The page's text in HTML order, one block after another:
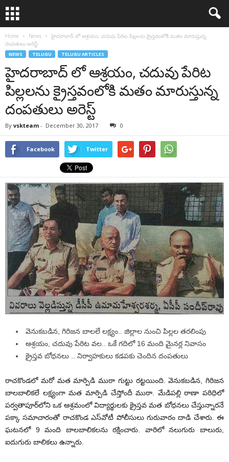
Home News
హైదరాబాద్ లో ఆశ్రయం, చదువు పేరిట పిల్లలను క్రైస్తవంలోకి మతం మారుస్తున్న
దంపతులు అరెస్ట్
NEWS TELUGU TELUGU ARTICLES
హైదరాబాద్ లో ఆశ్రయం, చదువు పేరిట
పిల్లలను క్రైస్తవంలోకి మతం మారుస్తున్న
దంపతులు అరెస్ట్
By vskteam - December 30, 2017 0
Facebook Twitter
వెనుకబడిన, గిరిజన బాలలే లక్ష్యం.. జిల్లాల నుంచి పిల్లల తరలింపు
ఆశ్రయం, చదువు పేరిట వల.. ఒకే గదిలో 16 మంది మైనర్ల నివాసం
క్రైస్తవ బోధనలు .. నిర్వాహకులు కడపకు చెందిన దంపతులు
రాచకొండలో మరో మత మార్పిడి ముఠా గుట్టు రట్టయింది. వెనుకబడిన, గిరిజన
బాలబాలికలే లక్ష్యంగా మత మార్పిడి చేస్తోందీ ముఠా. మేడిపల్లి ఠాణా పరిధిలో
పర్వతాపూర్‌లోని ఒక ఆశ్రమంలో విద్యార్థులకు క్రైస్తవ మత బోధనలు చేస్తున్నారనే
పక్కా సమాచారంతో రాచకొండ ఎస్‌వోటీ పోలీసులు గురువారం దాడి చేశారు. ఈ
ఘటనలో 9 మంది బాలబాలికలను రక్షించారు. వారిలో నలుగురు బాలురు,
ఐదుగురు బాలికలు ఉన్నారు.